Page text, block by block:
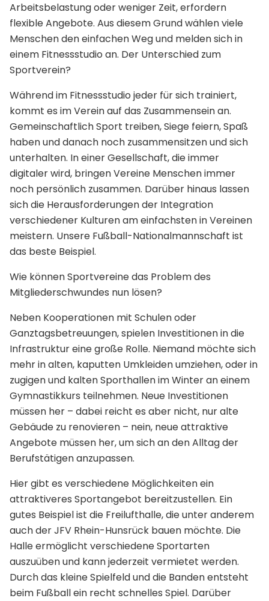
Arbeitsbelastung oder weniger Zeit, erfordern
flexible Angebote. Aus diesem Grund wählen viele
Menschen den einfachen Weg und melden sich in
einem Fitnessstudio an. Der Unterschied zum
Sportverein?
Während im Fitnessstudio jeder für sich trainiert,
kommt es im Verein auf das Zusammensein an.
Gemeinschaftlich Sport treiben, Siege feiern, Spaß
haben und danach noch zusammensitzen und sich
unterhalten. In einer Gesellschaft, die immer
digitaler wird, bringen Vereine Menschen immer
noch persönlich zusammen. Darüber hinaus lassen
sich die Herausforderungen der Integration
verschiedener Kulturen am einfachsten in Vereinen
meistern. Unsere Fußball-Nationalmannschaft ist
das beste Beispiel.
Wie können Sportvereine das Problem des
Mitgliederschwundes nun lösen?
Neben Kooperationen mit Schulen oder
Ganztagsbetreuungen, spielen Investitionen in die
Infrastruktur eine große Rolle. Niemand möchte sich
mehr in alten, kaputten Umkleiden umziehen, oder in
zugigen und kalten Sporthallen im Winter an einem
Gymnastikkurs teilnehmen. Neue Investitionen
müssen her – dabei reicht es aber nicht, nur alte
Gebäude zu renovieren – nein, neue attraktive
Angebote müssen her, um sich an den Alltag der
Berufstätigen anzupassen.
Hier gibt es verschiedene Möglichkeiten ein
attraktiveres Sportangebot bereitzustellen. Ein
gutes Beispiel ist die Freilufthalle, die unter anderem
auch der JFV Rhein-Hunsrück bauen möchte. Die
Halle ermöglicht verschiedene Sportarten
auszuüben und kann jederzeit vermietet werden.
Durch das kleine Spielfeld und die Banden entsteht
beim Fußball ein recht schnelles Spiel. Darüber